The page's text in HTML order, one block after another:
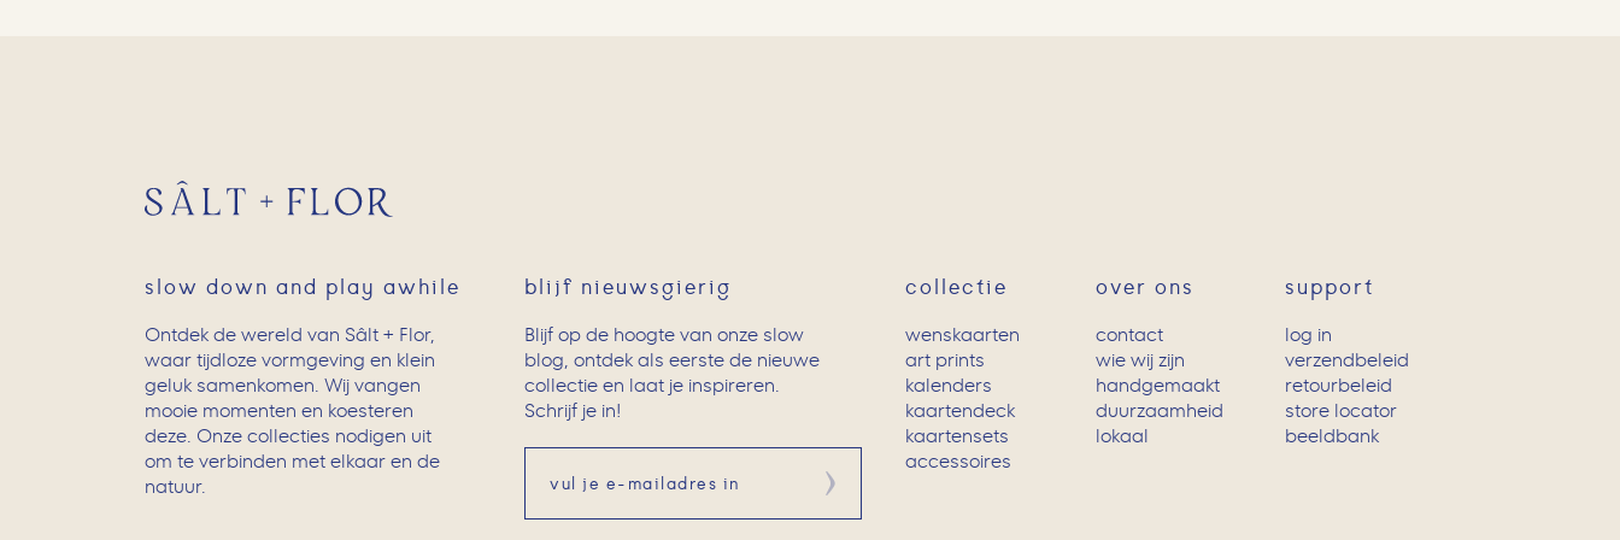
slow down and play awhile
Ontdek de wereld van Sâlt + Flor,
waar tijdloze vormgeving en klein
geluk samenkomen. Wij vangen
mooie momenten en koesteren
deze. Onze collecties nodigen uit
om te verbinden met elkaar en de
natuur.
blijf nieuwsgierig
Blijf op de hoogte van onze slow
blog, ontdek als eerste de nieuwe
collectie en laat je inspireren.
Schrijf je in!
Aanmelden
collectie
wenskaarten
art prints
kalenders
kaartendeck
kaartensets
accessoires
over ons
contact
wie wij zijn
handgemaakt
duurzaamheid
lokaal
support
log in
verzendbeleid
retourbeleid
store locator
beeldbank